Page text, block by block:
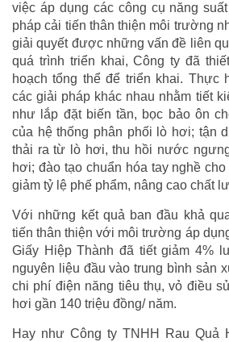
việc áp dụng các công cụ năng
pháp cải tiến thân thiện môi trường
giải quyết được những vấn đề liên
quá trình triển khai, Công ty đã
hoạch tổng thể để triển khai. Thực
các giải pháp khác nhau nhằm tiết
như lắp đặt biến tần, bọc bảo ôn
của hệ thống phân phối lò hơi; tận
thải ra từ lò hơi, thu hồi nước
hơi; đào tạo chuẩn hóa tay nghề
giảm tỷ lệ phế phẩm, nâng cao chất
Với những kết quả ban đầu khả
tiến thân thiện với môi trường áp
Giấy Hiệp Thành đã tiết giảm 4%
nguyên liệu đầu vào trung bình sản
chi phí điện năng tiêu thụ, vỏ điều
hơi gần 140 triệu đồng/ năm.
Hay như Công ty TNHH Rau Quả